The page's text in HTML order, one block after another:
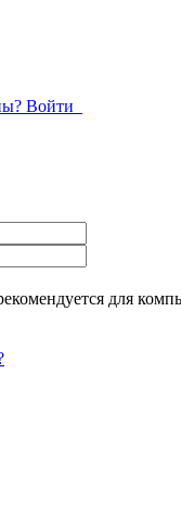
Войти
для